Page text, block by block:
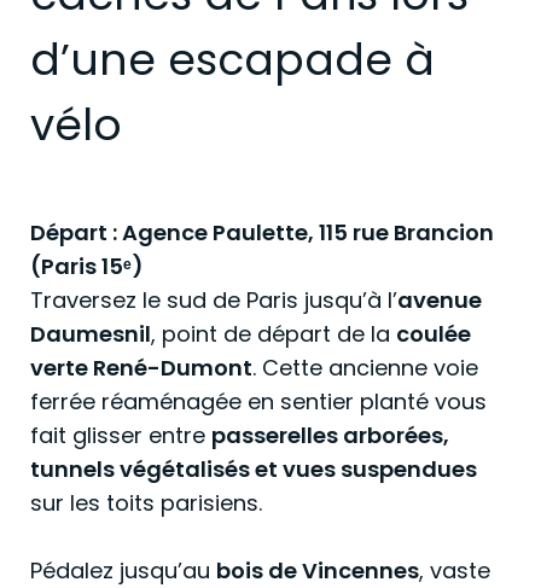
d’une escapade à
vélo
Départ : Agence Paulette, 115 rue Brancion
(Paris 15ᵉ)
Traversez le sud de Paris jusqu’à l’avenue
Daumesnil, point de départ de la coulée
verte René-Dumont. Cette ancienne voie
ferrée réaménagée en sentier planté vous
fait glisser entre passerelles arborées,
tunnels végétalisés et vues suspendues
sur les toits parisiens.
Pédalez jusqu’au bois de Vincennes, vaste